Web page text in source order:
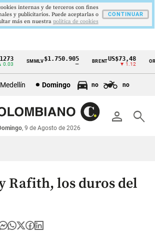
SMMLV$1.750.905 BRENTUS$73,48
▼ 1.12
ORO
Domingo no no
person search
, 9 de Agosto de 2026
Rafith, los duros del
internas y de terceros con fines
y publicitarios. Puede aceptarlas o
más en nuestra politica de cookies
CONTINUAR